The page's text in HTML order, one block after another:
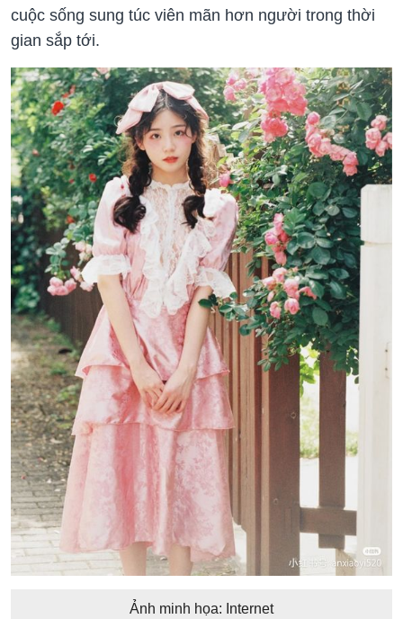
cuộc sống sung túc viên mãn hơn người trong thời
gian sắp tới.
Ảnh minh họa: Internet